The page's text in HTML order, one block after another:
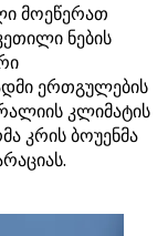
მოეწერათ
ნების
ერთგულების
კლიმატის
კრის ბოუენმა